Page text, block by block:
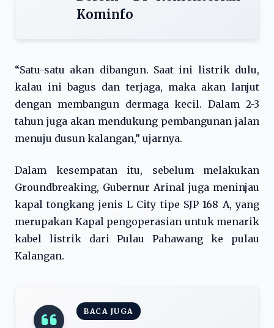
Kominfo
“Satu-satu akan dibangun. Saat ini listrik dulu,
kalau ini bagus dan terjaga, maka akan lanjut
dengan membangun dermaga kecil. Dalam 2-3
tahun juga akan mendukung pembangunan jalan
menuju dusun kalangan,” ujarnya.
Dalam kesempatan itu, sebelum melakukan
Groundbreaking, Gubernur Arinal juga meninjau
kapal tongkang jenis L City tipe SJP 168 A, yang
merupakan Kapal pengoperasian untuk menarik
kabel listrik dari Pulau Pahawang ke pulau
Kalangan.
BACA JUGA